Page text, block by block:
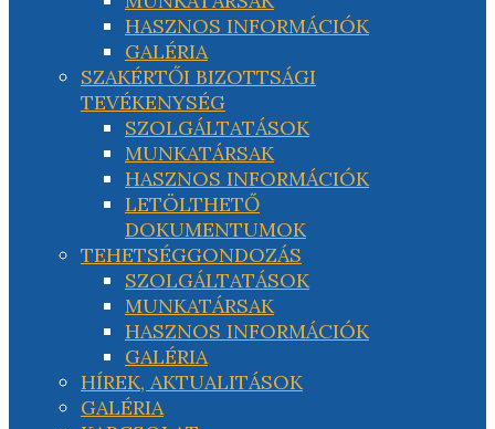
HASZNOS INFORMÁCIÓK
GALÉRIA
SZAKÉRTŐI BIZOTTSÁGI
TEVÉKENYSÉG
SZOLGÁLTATÁSOK
MUNKATÁRSAK
HASZNOS INFORMÁCIÓK
LETÖLTHETŐ
DOKUMENTUMOK
TEHETSÉGGONDOZÁS
SZOLGÁLTATÁSOK
MUNKATÁRSAK
HASZNOS INFORMÁCIÓK
GALÉRIA
HÍREK, AKTUALITÁSOK
GALÉRIA